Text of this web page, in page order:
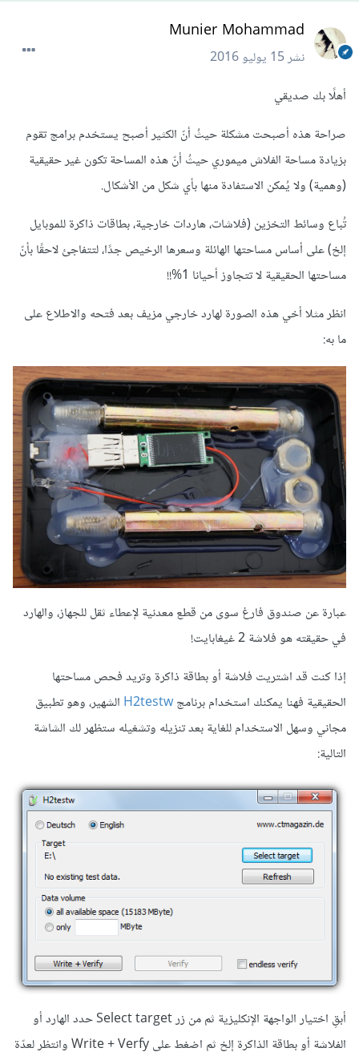
Munier Mohammad
نشر15 يوليو 2016
أهلًا بك صديقي
صراحة هذه أصبحت مشكلة حيثُ أنّ الكثير أصبح يستخدم برامج تقوم
بزيادة مساحة الفلاش ميموري حيثُ أنّ هذه المساحة تكون غير حقيقية
(وهمية) ولا يُمكن الاستفادة منها بأي شكل من الأشكال.
تُباع وسائط التخزين (فلاشات، هاردات خارجية، بطاقات ذاكرة للموبايل
إلخ) على أساس مساحتها الهائلة وسعرها الرخيص جدًا، لتتفاجئ لاحقًا بأنّ
مساحتها الحقيقية لا تتجاوز أحيانا 1%!!
انظر مثلا أخي هذه الصورة لهارد خارجي مزيف بعد فتحه والاطلاع على
ما به:
عبارة عن صندوق فارغ سوى من قطع معدنية لإعطاء ثقل للجهاز، والهارد
في حقيقته هو فلاشة 2 غيغابايت!
إذا كنت قد اشتريت فلاشة أو بطاقة ذاكرة وتريد فحص مساحتها
الحقيقية فهنا يمكنك استخدام برنامجH2testwالشهير، وهو تطبيق
مجاني وسهل الاستخدام للغاية بعد تنزيله وتشغيله ستظهر لك الشاشة
التالية:
أبقِ اختيار الواجهة الإنكليزية ثم من زر Select target حدد الهارد أو
الفلاشة أو بطاقة الذاكرة إلخ ثم اضغط على Write + Verfy وانتظر لعدّة